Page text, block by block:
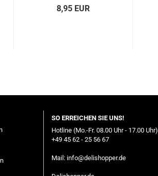
8,95 EUR
SO ERREICHEN SIE UNS!
Hotline (Mo.-Fr. 08.00 Uhr - 17.00 Uhr)
+49 45 62 - 25 56 67
Mail: info@delishopper.de